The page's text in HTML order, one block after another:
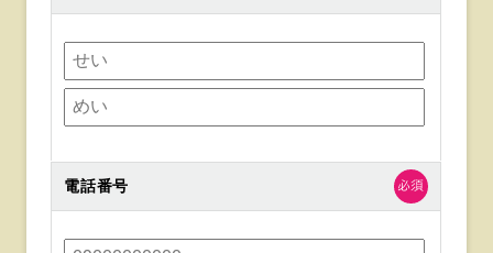
電話番号